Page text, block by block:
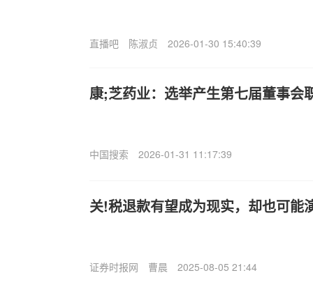
直播吧 陈淑贞 2026-01-30 15:40:39
康;芝药业：选举产生第七届董事会
中国搜索 2026-01-31 11:17:39
关!税退款有望成为现实，却也可能
证券时报网 曹晨 2025-08-05 21:44